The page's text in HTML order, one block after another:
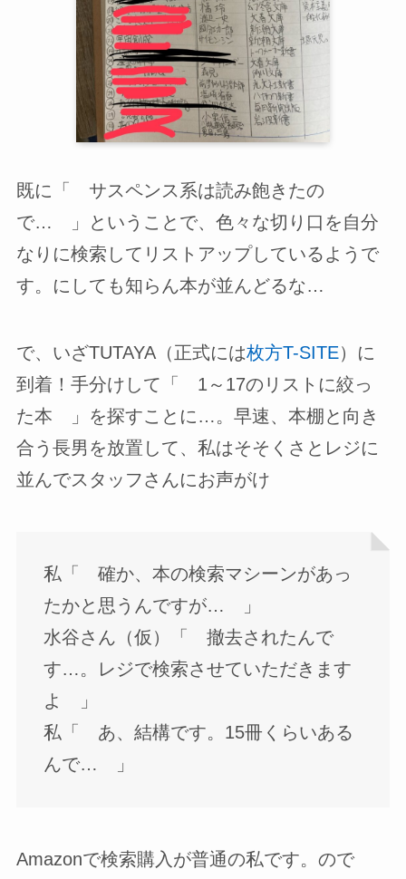
既に「 サスペンス系は読み飽きたの
で… 」ということで、色々な切り口を自分
なりに検索してリストアップしているようで
す。にしても知らん本が並んどるな…
で、いざTUTAYA（正式には枚方T-SITE）に
到着！手分けして「 1～17のリストに絞っ
た本 」を探すことに…。早速、本棚と向き
合う長男を放置して、私はそそくさとレジに
並んでスタッフさんにお声がけ
私「 確か、本の検索マシーンがあっ
たかと思うんですが… 」
水谷さん（仮）「 撤去されたんで
す…。レジで検索させていただきます
よ 」
私「 あ、結構です。15冊くらいある
んで… 」
Amazonで検索購入が普通の私です。ので